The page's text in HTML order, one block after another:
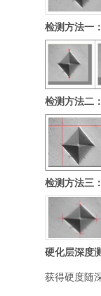
检测方法一
检测方法二
检测方法三
硬化层深度
获得硬度随